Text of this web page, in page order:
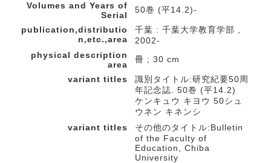
Volumes and Years of
Serial
50巻 (平14.2)-
publication,distributio
n,etc.,area
千葉 : 千葉大学教育学部 ,
2002-
physical description
area
冊 ; 30 cm
variant titles
識別タイトル:研究紀要50周
年記念誌. 50巻 (平14.2)
ケンキュウ キヨウ 50シュ
ウネン キネンシ
variant titles
その他のタイトル:Bulletin
of the Faculty of
Education, Chiba
University